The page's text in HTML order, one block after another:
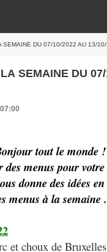
SEMAINE DU 07/10/2022 AU 13/
SEMAINE DU
tout le monde !
des menus pour
donne des idées
menus à la semaine
et choux de